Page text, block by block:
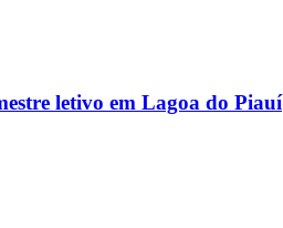
letivo em Lagoa do Piauí